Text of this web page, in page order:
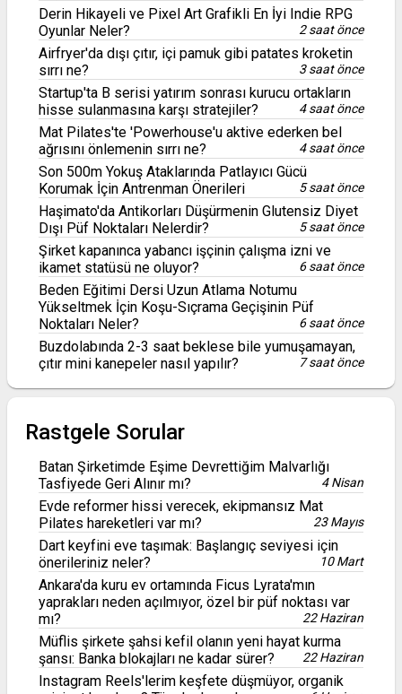
Derin Hikayeli ve Pixel Art Grafikli En İyi Indie RPG
Oyunlar Neler?
2 saat önce
Airfryer'da dışı çıtır, içi pamuk gibi patates kroketin
sırrı ne?
3 saat önce
Startup'ta B serisi yatırım sonrası kurucu ortakların
hisse sulanmasına karşı stratejiler?
4 saat önce
Mat Pilates'te 'Powerhouse'u aktive ederken bel
ağrısını önlemenin sırrı ne?
4 saat önce
Son 500m Yokuş Ataklarında Patlayıcı Gücü
Korumak İçin Antrenman Önerileri
5 saat önce
Haşimato'da Antikorları Düşürmenin Glutensiz Diyet
Dışı Püf Noktaları Nelerdir?
5 saat önce
Şirket kapanınca yabancı işçinin çalışma izni ve
ikamet statüsü ne oluyor?
6 saat önce
Beden Eğitimi Dersi Uzun Atlama Notumu
Yükseltmek İçin Koşu-Sıçrama Geçişinin Püf
Noktaları Neler?
6 saat önce
Buzdolabında 2-3 saat beklese bile yumuşamayan,
çıtır mini kanepeler nasıl yapılır?
7 saat önce
Rastgele Sorular
Batan Şirketimde Eşime Devrettiğim Malvarlığı
Tasfiyede Geri Alınır mı?
4 Nisan
Evde reformer hissi verecek, ekipmansız Mat
Pilates hareketleri var mı?
23 Mayıs
Dart keyfini eve taşımak: Başlangıç seviyesi için
önerileriniz neler?
10 Mart
Ankara'da kuru ev ortamında Ficus Lyrata'mın
yaprakları neden açılmıyor, özel bir püf noktası var
mı?
22 Haziran
Müflis şirkete şahsi kefil olanın yeni hayat kurma
şansı: Banka blokajları ne kadar sürer?
22 Haziran
Instagram Reels'lerim keşfete düşmüyor, organik